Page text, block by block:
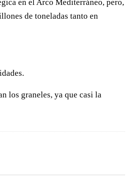
en el Arco Mediterráneo, pero,
de toneladas tanto en
los graneles, ya que casi la